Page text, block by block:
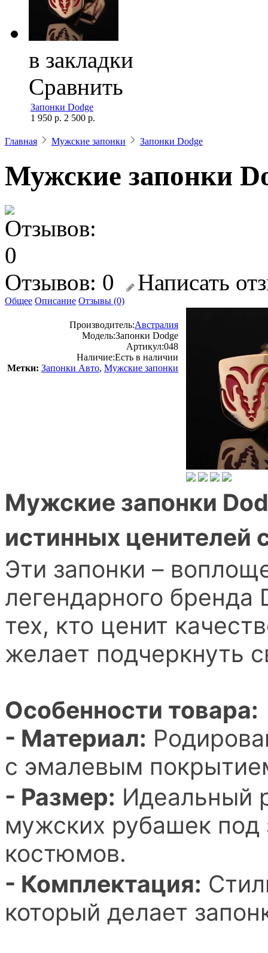
в закладки
Сравнить
Запонки Dodge
1 950 р. 2 500 р.
Главная Мужские запонки Запонки Dodge
Мужские запонки
Отзывов: 0 Написать
Общее Описание Отзывы (0)
Производитель:Австралия
Модель:Запонки Dodge
Артикул:048
Наличие:Есть в наличии
Метки: Запонки Авто, Мужские запонки
Мужские запонки
истинных ценителей
Эти запонки –
легендарного
тех, кто ценит
желает подчеркнуть
Особенности товара:
- Материал:
с эмалевым
- Размер: Идеальный
мужских рубашек под
костюмов.
- Комплектация:
который делает